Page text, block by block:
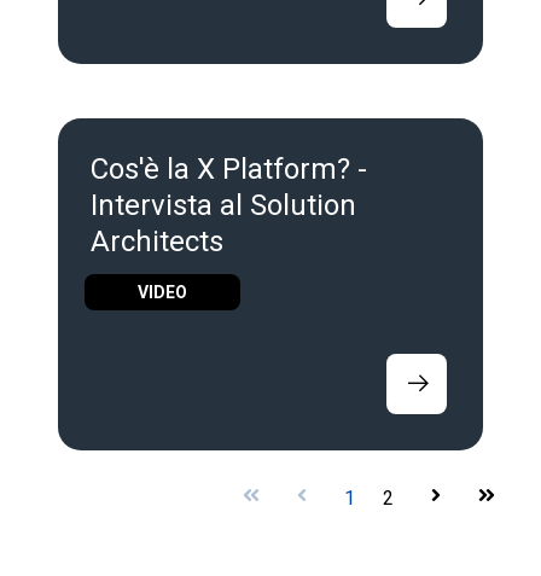
Cos'è la X Platform? -
Intervista al Solution
Architects
VIDEO
First Prev 1 2 Next Last